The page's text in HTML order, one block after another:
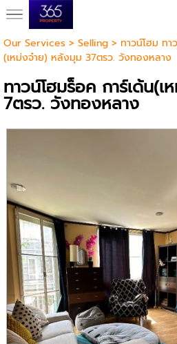
Our Services> Selling> ทาวน์โฮม ทา
(เหม่งจ๋าย) หลังมุม 37ตรว. วังทองหลาง
ทาวน์โฮมร็อค การ์เด้น(
7ตรว. วังทองหลาง